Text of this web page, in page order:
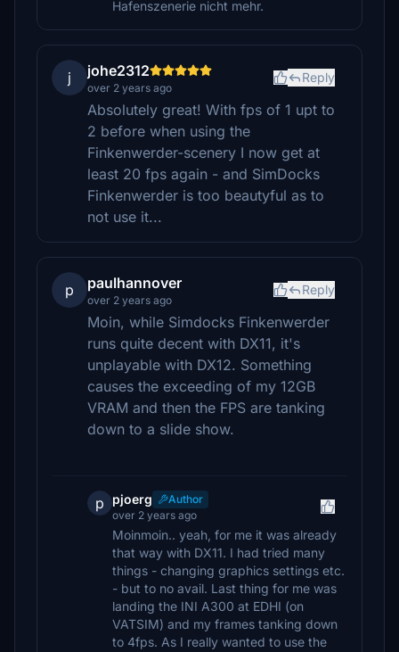
Hafenszenerie nicht mehr.
j johe2312
over 2 years ago
Reply
Absolutely great! With fps of 1 upt to
2 before when using the
Finkenwerder-scenery I now get at
least 20 fps again - and SimDocks
Finkenwerder is too beautyful as to
not use it...
p paulhannover
over 2 years ago
Reply
Moin, while Simdocks Finkenwerder
runs quite decent with DX11, it's
unplayable with DX12. Something
causes the exceeding of my 12GB
VRAM and then the FPS are tanking
down to a slide show.
p pjoerg
Author
over 2 years ago
Moinmoin.. yeah, for me it was already
that way with DX11. I had tried many
things - changing graphics settings etc.
- but to no avail. Last thing for me was
landing the INI A300 at EDHI (on
VATSIM) and my frames tanking down
to 4fps. As I really wanted to use the